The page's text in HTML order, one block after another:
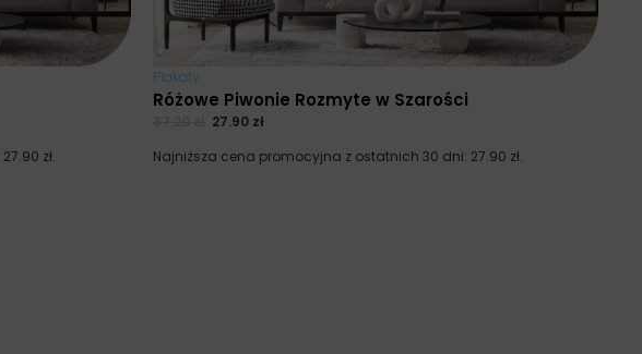
27.90 zł.
Plakaty
Różowe Piwonie Rozmyte w Szarości
27.90 zł
Najniższa cena promocyjna z ostatnich 30 dni: 27.90 zł.